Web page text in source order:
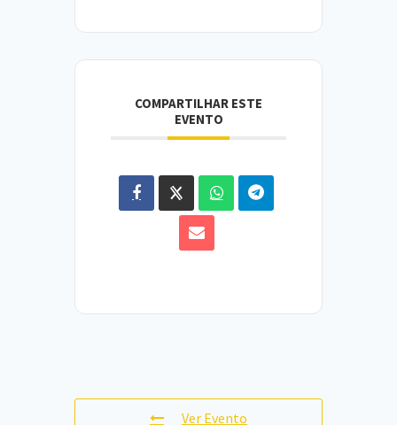
COMPARTILHAR ESTE
EVENTO
Ver Evento